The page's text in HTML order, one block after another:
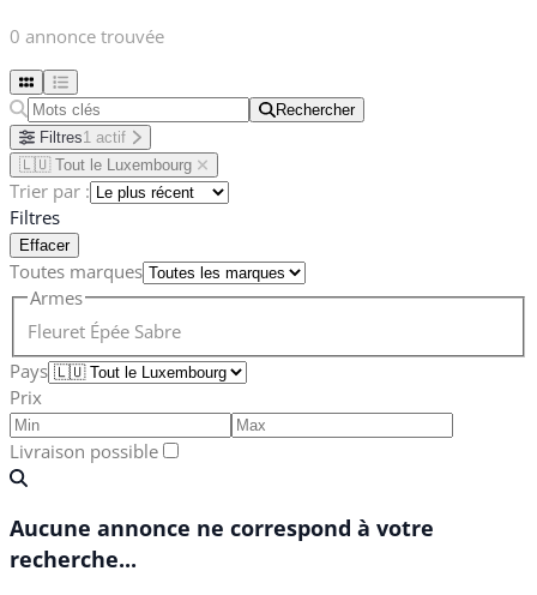
0 annonce trouvée
Rechercher
Rechercher
Filtres1 actif
🇱🇺 Tout le Luxembourg
Trier par :
Filtres
Effacer
Toutes marques
Armes
Fleuret Épée Sabre
Pays
Prix
Livraison possible
Aucune annonce ne correspond à votre
recherche...